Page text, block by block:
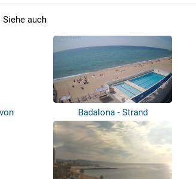
Siehe auch
Badalona - Strand